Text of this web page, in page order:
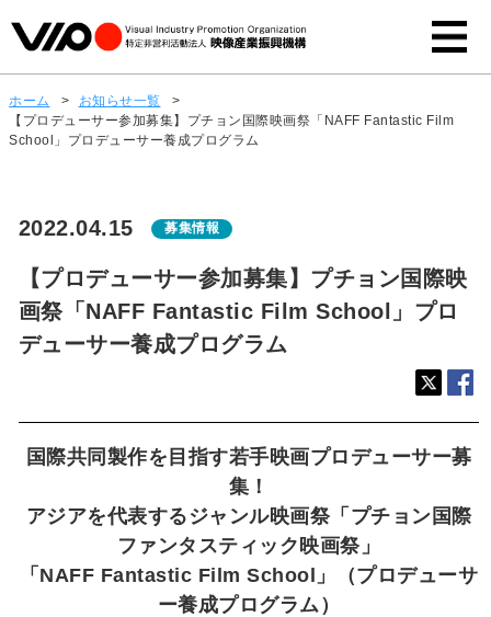
ホーム > お知らせ一覧
>
【プロデューサー参加募集】プチョン国際映画祭「NAFF Fantastic Film
School」プロデューサー養成プログラム
2022.04.15 募集情報
【プロデューサー参加募集】プチョン国際映
画祭「NAFF Fantastic Film School」プロ
デューサー養成プログラム
国際共同製作を目指す若手映画プロデューサー募
集！
アジアを代表するジャンル映画祭「プチョン国際
ファンタスティック映画祭」
「NAFF Fantastic Film School」（プロデューサ
ー養成プログラム）